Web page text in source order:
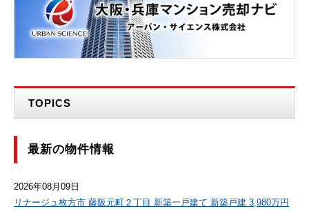
TOPICS
最新の物件情報
2026年08月09日
リナージュ枚方市 藤阪元町２丁目 新築一戸建て 新築戸建 3,980万円